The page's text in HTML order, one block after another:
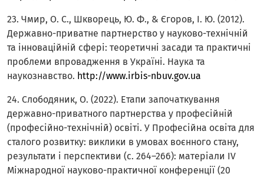
23. Чмир, О. С., Шкворець, Ю. Ф., & Єгоров, І. Ю. (2012).
Державно-приватне партнерство у науково-технічній
та інноваційній сфері: теоретичні засади та практичні
проблеми впровадження в Україні. Наука та
наукознавство. http://www.irbis-nbuv.gov.ua
24. Слободяник, О. (2022). Етапи започаткування
державно-приватного партнерства у професійній
(професійно-технічній) освіті. У Професійна освіта для
сталого розвитку: виклики в умовах воєнного стану,
результати і перспективи (с. 264–266): матеріали ІV
Міжнародної науково-практичної конференції (20